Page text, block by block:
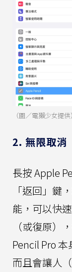
（圖／電獺少女提供）
2. 無限取消
長按 Apple
「返回」鍵
能，可以快
（或復原）
Pencil Pro
而且會讓人